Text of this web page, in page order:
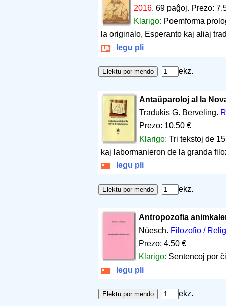
2016. 69 paĝoj. Prezo:
Klarigo: Poemforma
la originalo, Esperanto kaj aliaj
legu pli
ekz.
Antaŭparoloj al la
Tradukis G. Berveling.
Prezo: 10.50 €
Klarigo: Tri tekstoj de
kaj labormanieron de la granda
legu pli
ekz.
Antropozofia
Nüesch. Filozofio /
Prezo: 4.50 €
Klarigo: Sentencoj por
legu pli
ekz.